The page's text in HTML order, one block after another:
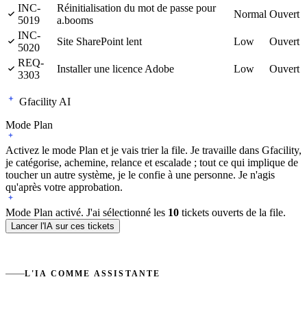
INC-
5019
Réinitialisation du mot de passe pour
a.booms
Normal Ouvert
INC-
5020
Site SharePoint lent Low
Ouvert
REQ-
3303
Installer une licence Adobe Low Ouvert
Gfacility AI
Mode Plan
Activez le mode Plan et je vais trier la file. Je travaille dans Gfacility,
je catégorise, achemine, relance et escalade ; tout ce qui implique de
toucher un autre système, je le confie à une personne. Je n'agis
qu'après votre approbation.
Mode Plan activé. J'ai sélectionné les 10 tickets ouverts de la file.
Lancer l'IA sur ces tickets
L'IA COMME ASSISTANTE